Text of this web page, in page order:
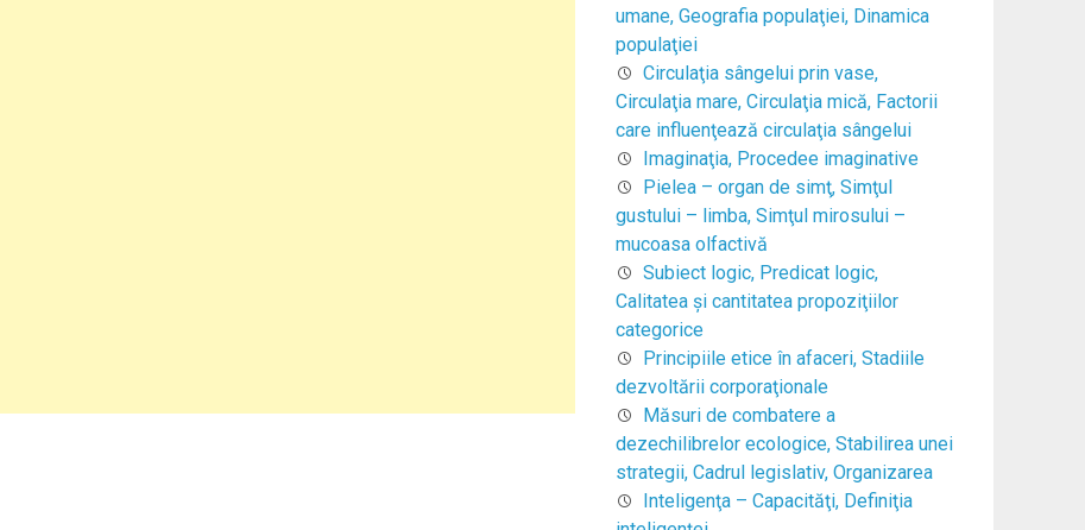
umane, Geografia populaţiei, Dinamica
populaţiei
Circulaţia sângelui prin vase,
Circulaţia mare, Circulaţia mică, Factorii
care influenţează circulaţia sângelui
Imaginaţia, Procedee imaginative
Pielea – organ de simţ, Simţul
gustului – limba, Simţul mirosului –
mucoasa olfactivă
Subiect logic, Predicat logic,
Calitatea şi cantitatea propoziţiilor
categorice
Principiile etice în afaceri, Stadiile
dezvoltării corporaţionale
Măsuri de combatere a
dezechilibrelor ecologice, Stabilirea unei
strategii, Cadrul legislativ, Organizarea
Inteligenţa – Capacităţi, Definiţia